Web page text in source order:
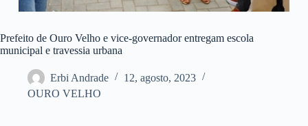
Prefeito de Ouro Velho e vice-governador entregam escola
municipal e travessia urbana
Erbi Andrade
12, agosto, 2023
OURO VELHO